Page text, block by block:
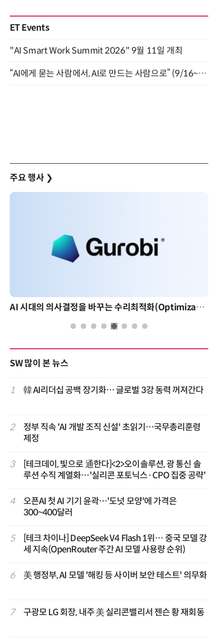
ET Events
"AI Smart Work Summit 2026" 9월 11일 개최
“AI에게 묻는 사람에서, AI로 만드는 사람으로” (9/16~17)
주요 행사 ❯
AI 시대의 의사결정을 바꾸는 수리최적화(Optimization): 실제 산업 적용 사례와 활용 전략
SW 많이 본 뉴스
1 韓 AI리더십 공백 장기화… 글로벌 3강 동력 꺼져간다
2
정부 직속 'AI 개발 조직 신설' 초읽기…국무총리훈령
제정
3
[테크데이, 빛으로 通한다]<2>오이솔루션, 광 통신 솔
루션 수직 계열화…'실리콘 포토닉스·CPO 집중 공략'
4
오픈AI 첫 AI 기기 윤곽…'도넛 모양'에 가격은
300~400달러
5
[테크 차이나] DeepSeek V4 Flash 1위… 중국 모델 강
세 지속(OpenRouter 주간 AI 모델 사용량 순위)
6 美 행정부, AI 모델 '해킹 등 사이버 보안 테스트' 의무화
7 구광모 LG 회장, 내주 美 실리콘밸리서 젠슨 황 재회동